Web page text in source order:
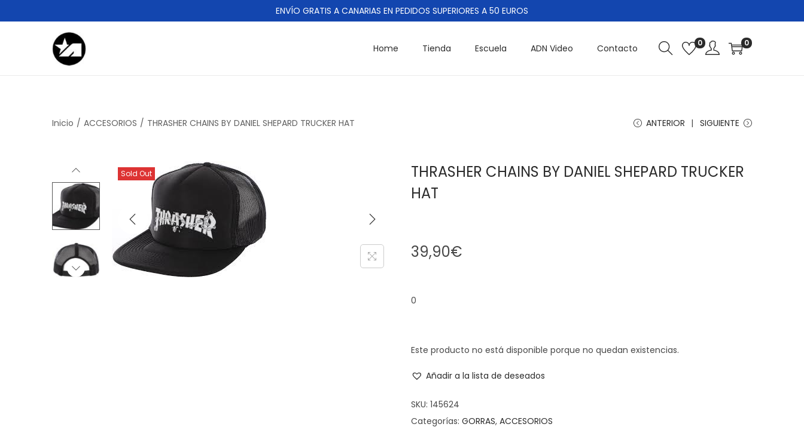
ENVÍO GRATIS A CANARIAS EN PEDIDOS SUPERIORES A 50 EUROS
Home Tienda Escuela ADN Video Contacto 0 0
Inicio / ACCESORIOS / THRASHER CHAINS BY DANIEL SHEPARD TRUCKER HAT ANTERIOR SIGUIENTE
Sold Out
THRASHER CHAINS BY DANIEL SHEPARD TRUCKER
HAT
39,90€
0
Este producto no está disponible porque no quedan existencias.
Añadir a la lista de deseados
SKU: 145624
Categorías: GORRAS, ACCESORIOS